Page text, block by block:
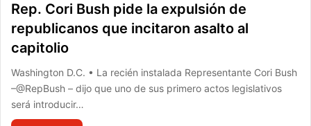
Rep. Cori Bush pide la expulsión de
republicanos que incitaron asalto al
capitolio
Washington D.C. • La recién instalada Representante Cori Bush
–@RepBush – dijo que uno de sus primero actos legislativos
será introducir…